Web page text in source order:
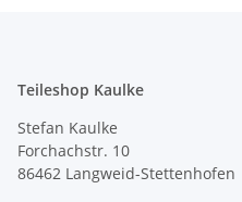
Teileshop Kaulke
Stefan Kaulke
Forchachstr. 10
86462 Langweid-Stettenhofen